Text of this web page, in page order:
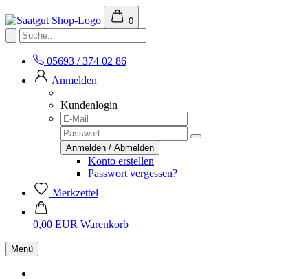
0
05693 / 374 02 86
Anmelden
Kundenlogin
Konto erstellen
Passwort vergessen?
Merkzettel
0,00 EUR Warenkorb
Menü